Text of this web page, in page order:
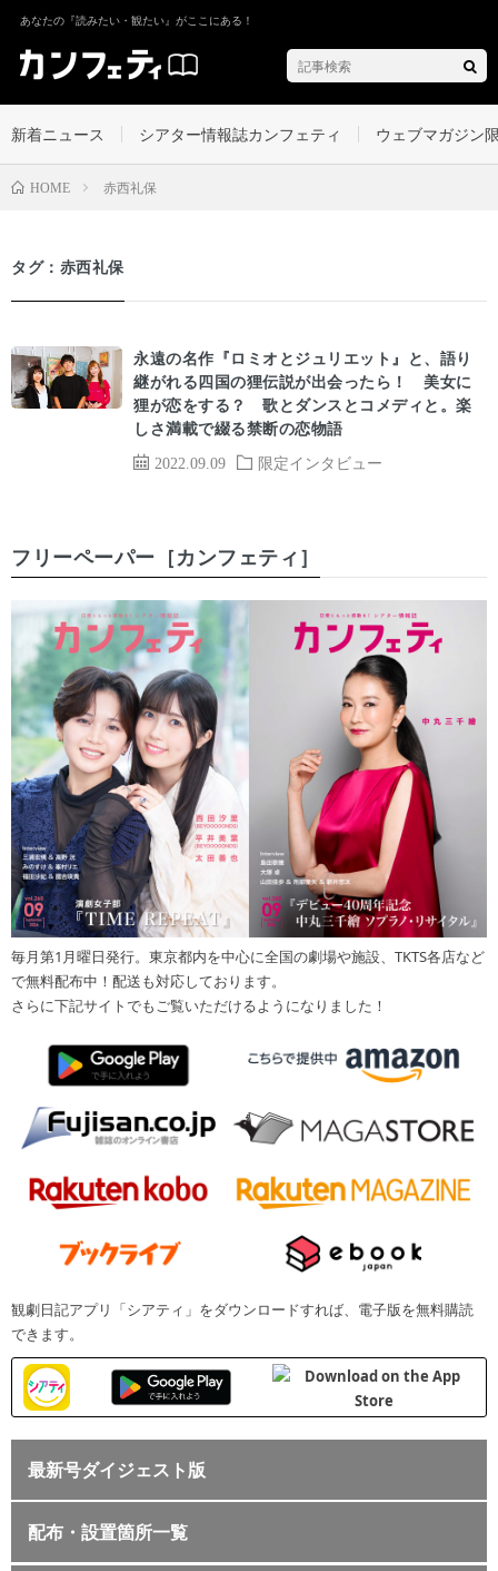
あなたの『読みたい・観たい』がここにある！
新着ニュース シアター情報誌カンフェティ ウェブマガジン
HOME 赤西礼保
タグ：赤西礼保
2022.09.09 限定インタビュー
永遠の名作『ロミオとジュリエット』と、語り
継がれる四国の狸伝説が出会ったら！ 美女に
狸が恋をする？ 歌とダンスとコメディと。楽
しさ満載で綴る禁断の恋物語
フリーペーパー［カンフェティ］
毎月第1月曜日発行。東京都内を中心に全国の劇場や施設、TKTS各店など
で無料配布中！配送も対応しております。
さらに下記サイトでもご覧いただけるようになりました！
観劇日記アプリ「シアティ」をダウンロードすれば、電子版を無料購読
できます。
最新号ダイジェスト版
配布・設置箇所一覧